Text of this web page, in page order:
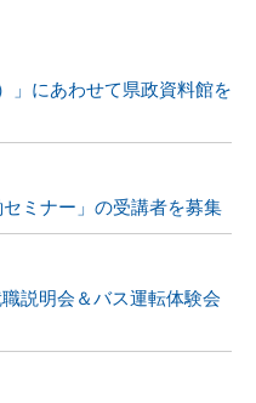
」にあわせて県政資料館を
ミナー」の受講者を募集
説明会＆バス運転体験会